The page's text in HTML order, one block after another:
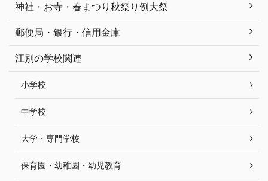
神社・お寺・春まつり秋祭り例大祭
郵便局・銀行・信用金庫
江別の学校関連
小学校
中学校
大学・専門学校
保育園・幼稚園・幼児教育